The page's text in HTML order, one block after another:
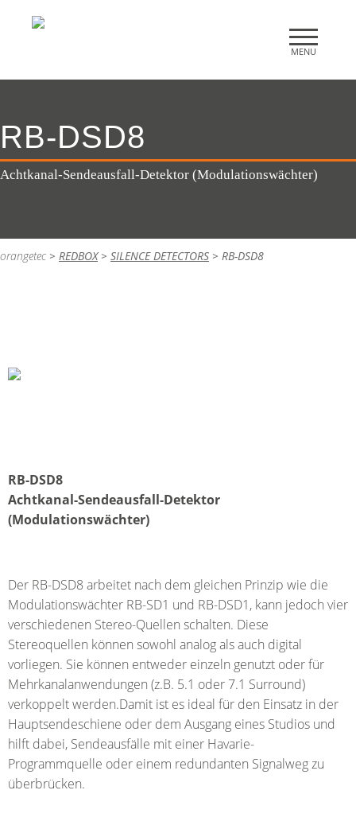
RB-DSD8
Achtkanal-Sendeausfall-Detektor (Modulationswächter)
orangetec > REDBOX> SILENCE DETECTORS > RB-DSD8
RB-DSD8
Achtkanal-Sendeausfall-Detektor
(Modulationswächter)
Der RB-DSD8 arbeitet nach dem gleichen Prinzip wie die
Modulationswächter RB-SD1 und RB-DSD1, kann jedoch vier
verschiedenen Stereo-Quellen schalten. Diese
Stereoquellen können sowohl analog als auch digital
vorliegen. Sie können entweder einzeln genutzt oder für
Mehrkanalanwendungen (z.B. 5.1 oder 7.1 Surround)
verkoppelt werden.Damit ist es ideal für den Einsatz in der
Hauptsendeschiene oder dem Ausgang eines Studios und
hilft dabei, Sendeausfälle mit einer Havarie-
Programmquelle oder einem redundanten Signalweg zu
überbrücken.